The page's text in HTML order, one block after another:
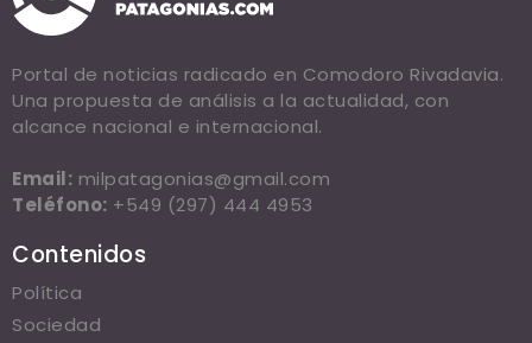
Portal de noticias radicado en Comodoro Rivadavia.
Una propuesta de análisis a la actualidad, con
alcance nacional e internacional.
Email: milpatagonias@gmail.com
Teléfono: +549 (297) 444 4953
Contenidos
Política
Sociedad